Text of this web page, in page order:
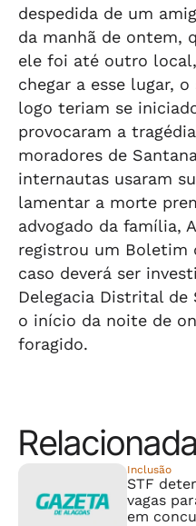
despedida de um
da manhã de ontem,
ele foi até outro
chegar a esse lugar,
logo teriam se
provocaram a
moradores de
internautas usaram
lamentar a morte
advogado da família,
registrou um Boletim
caso deverá ser
Delegacia Distrital de
o início da noite de
foragido.
Inclusão
STF
vagas
em